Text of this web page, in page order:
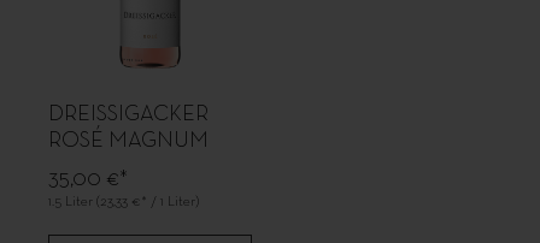
DREISSIGACKER
ROSÉ MAGNUM
35,00 €*
1.5 Liter (23,33 €* / 1 Liter)